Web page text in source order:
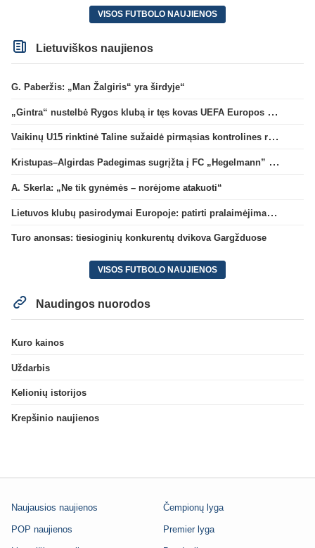
VISOS FUTBOLO NAUJIENOS
Lietuviškos naujienos
G. Paberžis: „Man Žalgiris“ yra širdyje“
„Gintra“ nustelbė Rygos klubą ir tęs kovas UEFA Europos taurės atrankoje
Vaikinų U15 rinktinė Taline sužaidė pirmąsias kontrolines rungtynes
Kristupas–Algirdas Padegimas sugrįžta į FC „Hegelmann” B sudėtį
A. Skerla: „Ne tik gynėmės – norėjome atakuoti“
Lietuvos klubų pasirodymai Europoje: patirti pralaimėjimai Kroatijos atstovams
Turo anonsas: tiesioginių konkurentų dvikova Gargžduose
VISOS FUTBOLO NAUJIENOS
Naudingos nuorodos
Kuro kainos
Uždarbis
Kelionių istorijos
Krepšinio naujienos
Naujausios naujienos
POP naujienos
Čempionų lyga
Premier lyga